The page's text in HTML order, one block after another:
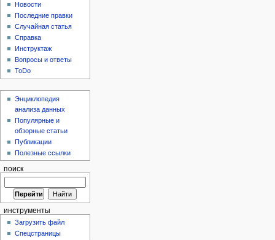
Новости
Последние правки
Случайная статья
Справка
Инструктаж
Вопросы и ответы
ToDo
Энциклопедия
анализа данных
Популярные и
обзорные статьи
Публикации
Полезные ссылки
поиск
инструменты
Загрузить файл
Спецстраницы